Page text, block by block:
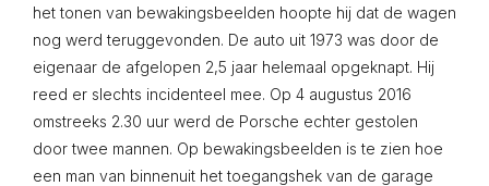
het tonen van bewakingsbeelden hoopte hij dat de wagen
nog werd teruggevonden. De auto uit 1973 was door de
eigenaar de afgelopen 2,5 jaar helemaal opgeknapt. Hij
reed er slechts incidenteel mee. Op 4 augustus 2016
omstreeks 2.30 uur werd de Porsche echter gestolen
door twee mannen. Op bewakingsbeelden is te zien hoe
een man van binnenuit het toegangshek van de garage